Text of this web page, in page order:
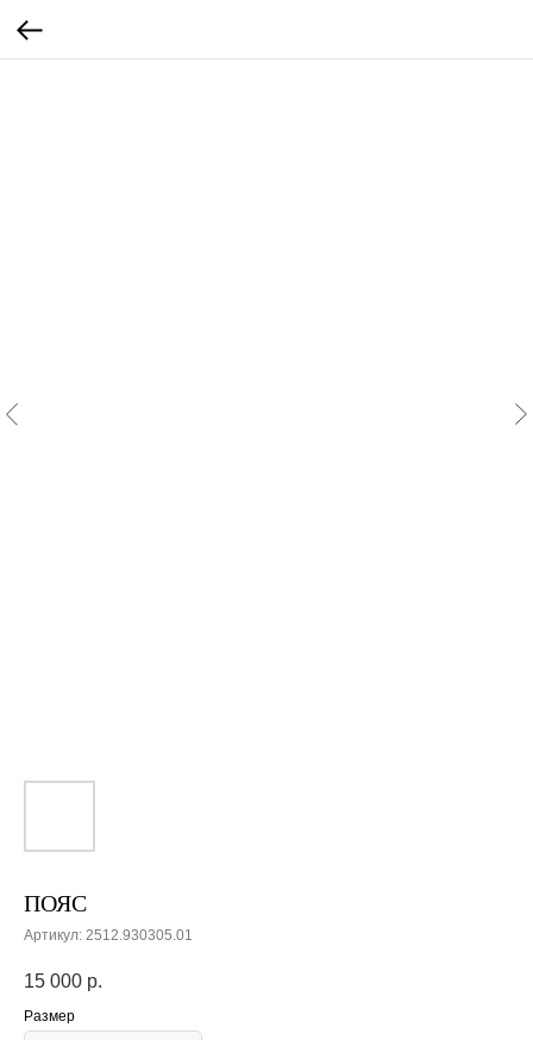
ПОЯС
Артикул: 2512.930305.01
15 000 р.
Размер